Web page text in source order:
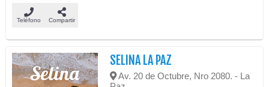
Teléfono Compartir
SELINA LA PAZ
Av. 20 de Octubre, Nro 2080. - La